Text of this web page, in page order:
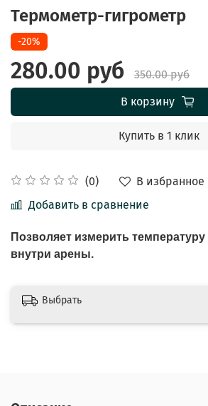
Термометр-гигрометр
(0)
В избранное
Добавить в сравнение
-20%
280.00 руб
350.00 руб
В корзину
Купить в 1 клик
Позволяет измерить
внутри арены.
Выбрать